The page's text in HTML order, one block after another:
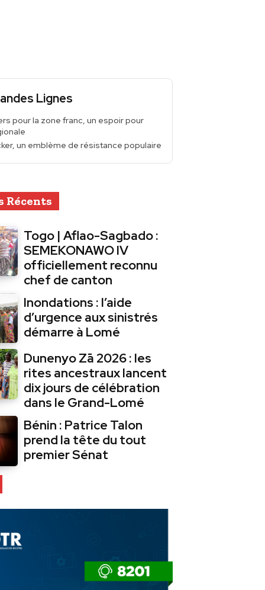
Lignes
pour la zone franc, un espoir pour
un emblème de résistance populaire
Récents
Togo | Aflao-Sagbado :
SEMEKONAWO IV
officiellement reconnu
chef de canton
Inondations : l’aide
d’urgence aux sinistrés
démarre à Lomé
Dunenyo Zā 2026 : les
rites ancestraux lancent
dix jours de célébration
dans le Grand-Lomé
Bénin : Patrice Talon
prend la tête du tout
premier Sénat